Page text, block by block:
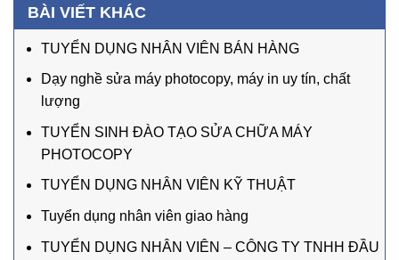
BÀI VIẾT KHÁC
TUYỂN DỤNG NHÂN VIÊN BÁN HÀNG
Dạy nghề sửa máy photocopy, máy in uy tín, chất
lượng
TUYỂN SINH ĐÀO TẠO SỬA CHỮA MÁY
PHOTOCOPY
TUYỂN DỤNG NHÂN VIÊN KỸ THUẬT
Tuyển dụng nhân viên giao hàng
TUYỂN DỤNG NHÂN VIÊN – CÔNG TY TNHH ĐẦU